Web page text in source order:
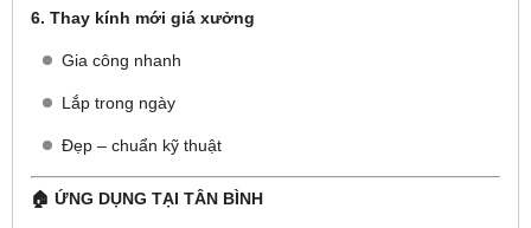
6. Thay kính mới giá xưởng
Gia công nhanh
Lắp trong ngày
Đẹp – chuẩn kỹ thuật
🏠 ỨNG DỤNG TẠI TÂN BÌNH